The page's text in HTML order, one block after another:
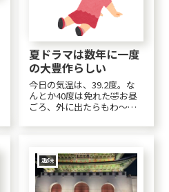
夏ドラマは数年に一度
の大豊作らしい
今日の気温は、39.2度。な
んとか40度は免れた🤣お昼
ごろ、外に出たらもわ～～
いのがわかる位。39.2度な
験。あ～な～たにぃ～ お
～んなのこぉの いちば
ん たいせつなぁ～～（こ
れは歌える！）Sc...
趣味